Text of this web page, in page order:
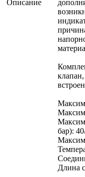
Описание
бар):
Длина